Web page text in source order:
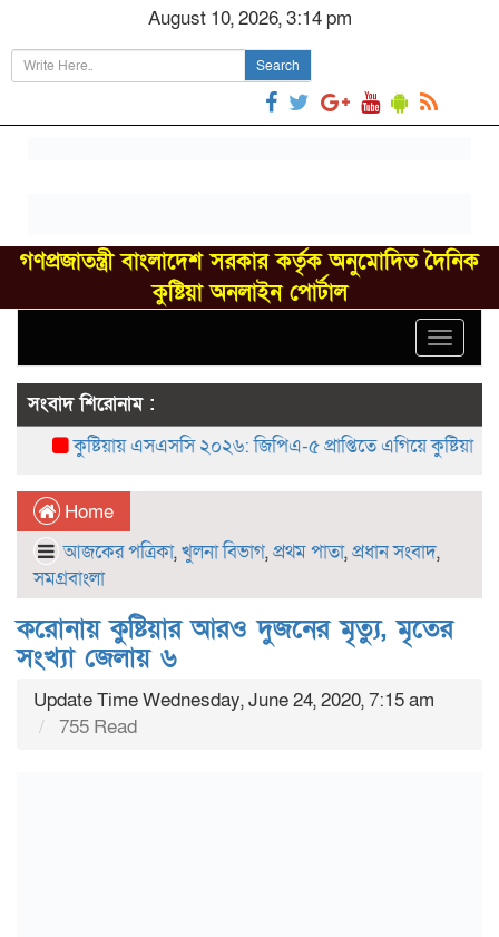
August 10, 2026, 3:14 pm
Search
গণপ্রজাতন্ত্রী বাংলাদেশ সরকার কর্তৃক অনুমোদিত দৈনিক
কুষ্টিয়া অনলাইন পোর্টাল
Toggle
সংবাদ শিরোনাম :
কুষ্টিয়ায় এসএসসি ২০২৬: জিপিএ-৫ প্রাপ্তিতে এগিয়ে কুষ্টিয়া
Home
আজকের পত্রিকা,খুলনা বিভাগ,প্রথম পাতা,প্রধান সংবাদ,
সমগ্রবাংলা
করোনায় কুষ্টিয়ার আরও দুজনের মৃত্যু, মৃতের
সংখ্যা জেলায় ৬
Update Time Wednesday, June 24, 2020, 7:15 am
755 Read